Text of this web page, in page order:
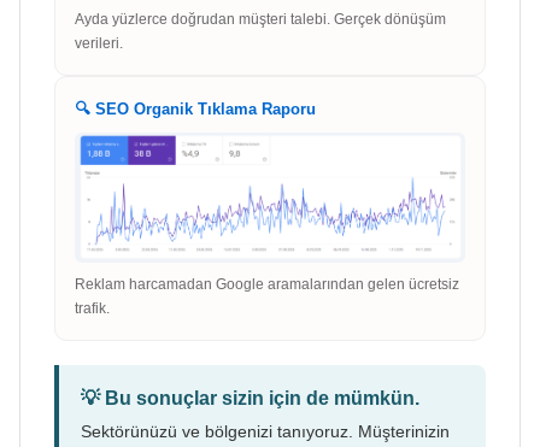
Ayda yüzlerce doğrudan müşteri talebi. Gerçek dönüşüm
verileri.
🔍 SEO Organik Tıklama Raporu
Reklam harcamadan Google aramalarından gelen ücretsiz
trafik.
💡 Bu sonuçlar sizin için de mümkün.
Sektörünüzü ve bölgenizi tanıyoruz. Müşterinizin